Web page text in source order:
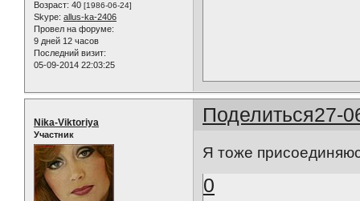
Возраст: 40 [1986-06-24]
Skype: allus-ka-2406
Провел на форуме:
9 дней 12 часов
Последний визит:
05-09-2014 22:03:25
Поделиться27-
Nika-Viktoriya
Участник
Я тоже
0